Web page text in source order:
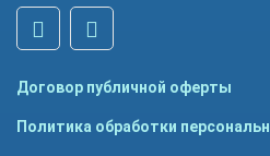
Договор публичной оферты
Политика обработки